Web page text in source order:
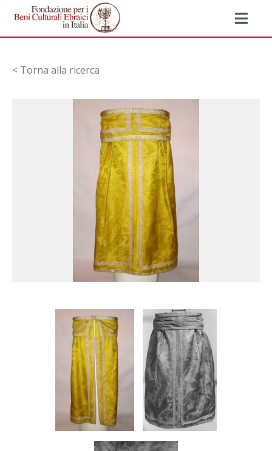
< Torna alla ricerca